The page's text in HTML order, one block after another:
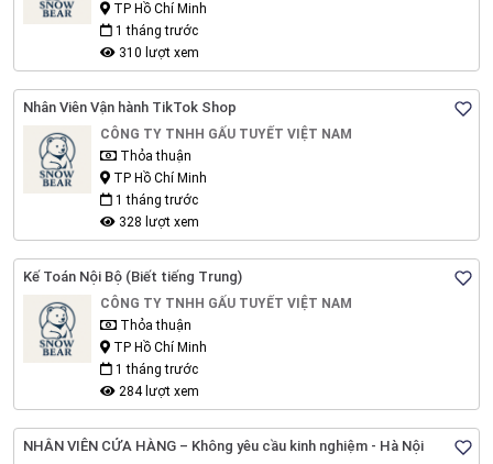
TP Hồ Chí Minh
1 tháng trước
310 lượt xem
Nhân Viên Vận hành TikTok Shop
CÔNG TY TNHH GẤU TUYẾT VIỆT NAM
Thỏa thuận
TP Hồ Chí Minh
1 tháng trước
328 lượt xem
Kế Toán Nội Bộ (Biết tiếng Trung)
CÔNG TY TNHH GẤU TUYẾT VIỆT NAM
Thỏa thuận
TP Hồ Chí Minh
1 tháng trước
284 lượt xem
NHÂN VIÊN CỬA HÀNG – Không yêu cầu kinh nghiệm - Hà Nội